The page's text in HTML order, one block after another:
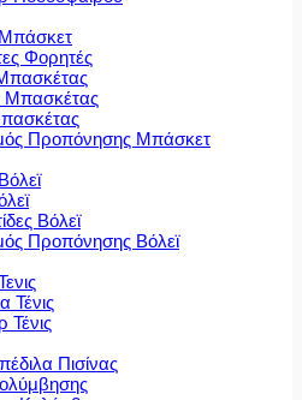
Φορητές
Μπασκέτας
Προπόνησης Μπάσκετ
Βόλεϊ
Προπόνησης Βόλεϊ
Τένις
Τένις
Πισίνας